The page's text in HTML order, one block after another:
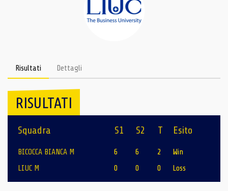
Risultati Dettagli
RISULTATI
Squadra S1 S2 T Esito
BICOCCA BIANCA M 6 6 2
Win
LIUC M
0 0 0 Loss